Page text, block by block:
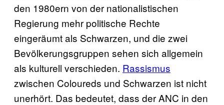
den 1980ern von der nationalistischen
Regierung mehr politische Rechte
eingeräumt als Schwarzen, und die zwei
Bevölkerungsgruppen sehen sich allgemein
als kulturell verschieden. Rassismus
zwischen Coloureds und Schwarzen ist nicht
unerhört. Das bedeutet, dass der ANC in den